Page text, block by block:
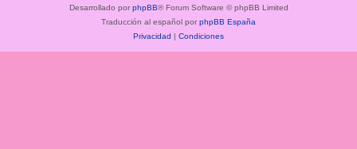
Desarrollado por phpBB® Forum Software © phpBB Limited
Traducción al español por phpBB España
Privacidad | Condiciones